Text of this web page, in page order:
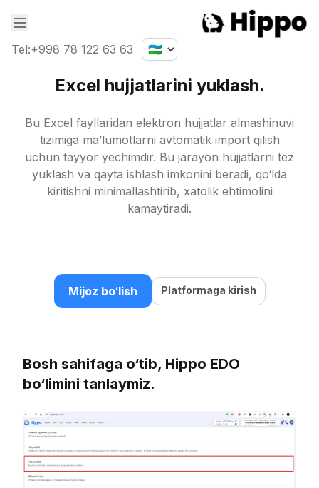
Tel:+998 78 122 63 63
Excel hujjatlarini yuklash.
Bu Excel fayllaridan elektron hujjatlar almashinuvi
tizimiga ma’lumotlarni avtomatik import qilish
uchun tayyor yechimdir. Bu jarayon hujjatlarni tez
yuklash va qayta ishlash imkonini beradi, qo‘lda
kiritishni minimallashtirib, xatolik ehtimolini
kamaytiradi.
Mijoz bo‘lish Platformaga kirish
Bosh sahifaga o‘tib, Hippo EDO
bo‘limini tanlaymiz.